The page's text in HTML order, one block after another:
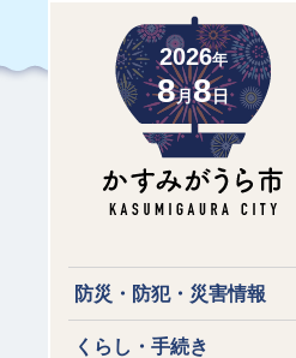
2026年
8月8日
防災・防犯・災害情報
くらし・手続き